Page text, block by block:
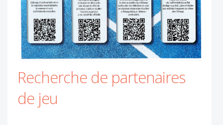
Recherche de partenaires
de jeu